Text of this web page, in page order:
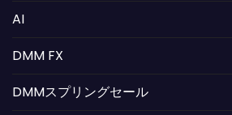
AI
DMM FX
DMMスプリングセール